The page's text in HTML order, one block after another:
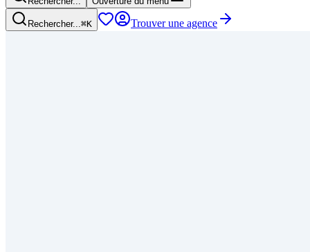
Rechercher...⌘K Trouver une agence